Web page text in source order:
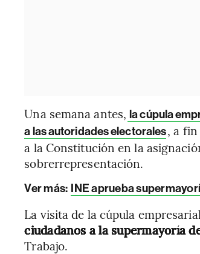
Una semana antes, la cúpula
a las autoridades electorales, a
a la Constitución en la
sobrerrepresentación.
Ver más: INE aprueba
La visita de la cúpula
ciudadanos a la supermayoría
Trabajo.